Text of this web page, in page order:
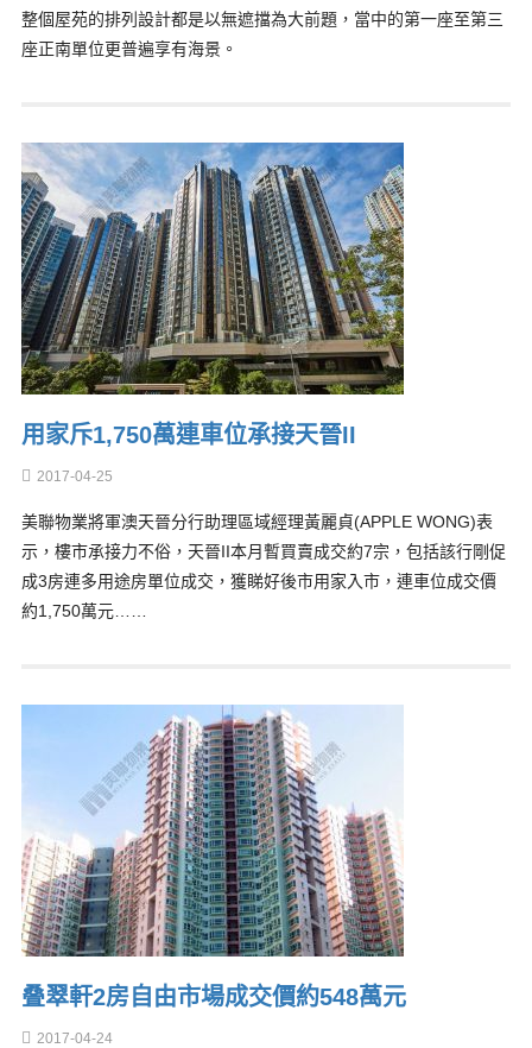
整個屋苑的排列設計都是以無遮擋為大前題，當中的第一座至第三
座正南單位更普遍享有海景。
用家斥1,750萬連車位承接天晉II
2017-04-25
美聯物業將軍澳天晉分行助理區域經理黃麗貞(APPLE WONG)表
示，樓市承接力不俗，天晉II本月暫買賣成交約7宗，包括該行剛促
成3房連多用途房單位成交，獲睇好後市用家入市，連車位成交價
約1,750萬元……
叠翠軒2房自由市場成交價約548萬元
2017-04-24